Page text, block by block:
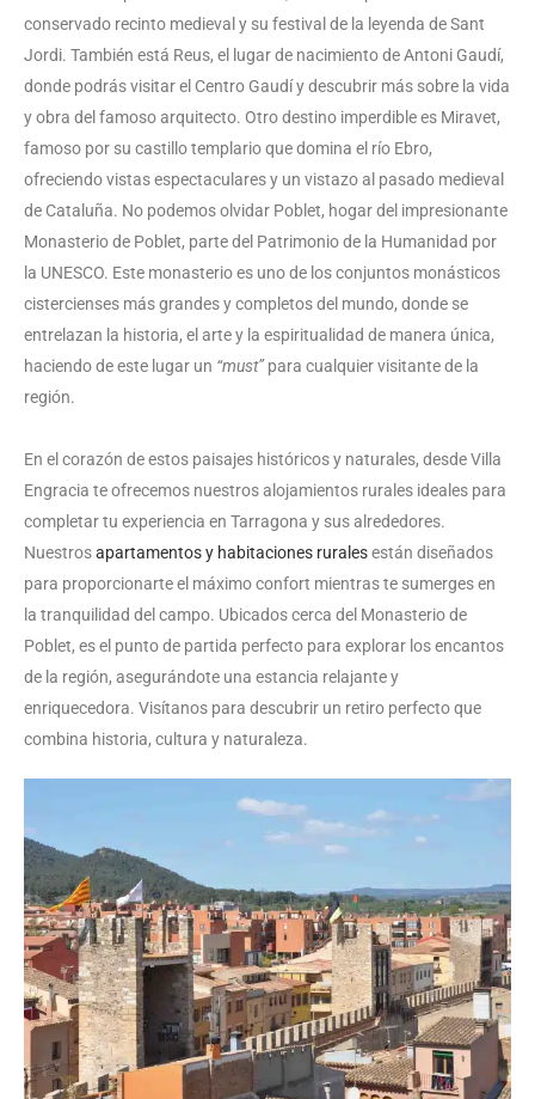
conservado recinto medieval y su festival de la leyenda de Sant
Jordi. También está Reus, el lugar de nacimiento de Antoni Gaudí,
donde podrás visitar el Centro Gaudí y descubrir más sobre la vida
y obra del famoso arquitecto. Otro destino imperdible es Miravet,
famoso por su castillo templario que domina el río Ebro,
ofreciendo vistas espectaculares y un vistazo al pasado medieval
de Cataluña. No podemos olvidar Poblet, hogar del impresionante
Monasterio de Poblet, parte del Patrimonio de la Humanidad por
la UNESCO. Este monasterio es uno de los conjuntos monásticos
cistercienses más grandes y completos del mundo, donde se
entrelazan la historia, el arte y la espiritualidad de manera única,
haciendo de este lugar un “must”para cualquier visitante de la
región.
En el corazón de estos paisajes históricos y naturales, desde Villa
Engracia te ofrecemos nuestros alojamientos rurales ideales para
completar tu experiencia en Tarragona y sus alrededores.
Nuestrosapartamentos y habitaciones ruralesestán diseñados
para proporcionarte el máximo confort mientras te sumerges en
la tranquilidad del campo. Ubicados cerca del Monasterio de
Poblet, es el punto de partida perfecto para explorar los encantos
de la región, asegurándote una estancia relajante y
enriquecedora. Visítanos para descubrir un retiro perfecto que
combina historia, cultura y naturaleza.